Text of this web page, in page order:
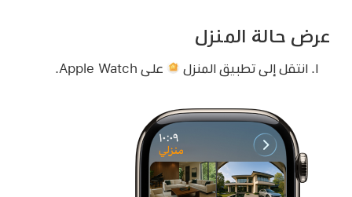
عرض حالة المنزل
انتقل إلى تطبيق المنزل على Apple Watch.